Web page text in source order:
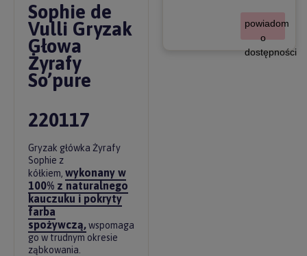
Sophie de
Vulli Gryzak
Głowa
Żyrafy
So’pure
220117
Gryzak główka Żyrafy
Sophie z
kółkiem, wykonany w
100% z naturalnego
kauczuku i pokryty
farba
spożywczą, wspomaga
go w trudnym okresie
ząbkowania.
powiadom
o
dostępności